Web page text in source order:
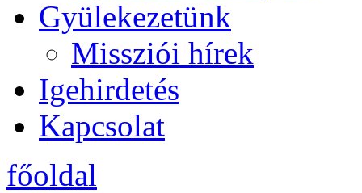
Gyülekezetünk
Missziói hírek
Igehirdetés
Kapcsolat
főoldal